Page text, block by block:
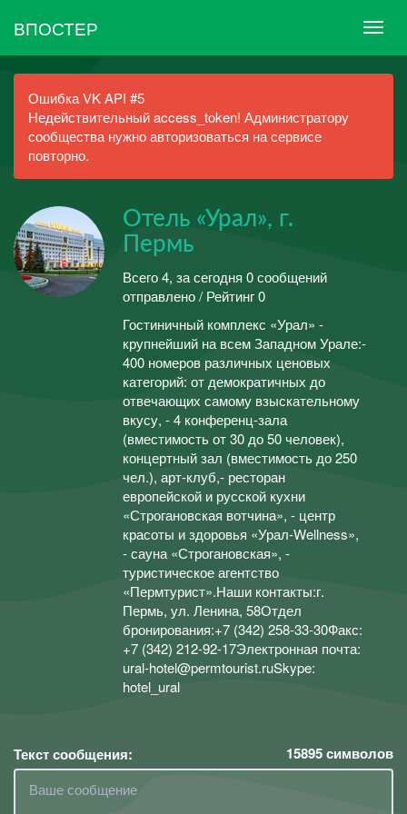
ВПОСТЕР
Ошибка VK API #5
Недействительный access_token! Администратору
сообщества нужно авторизоваться на сервисе
повторно.
Отель «Урал», г.
Пермь
Всего 4, за сегодня 0 сообщений
отправлено / Рейтинг 0
Гостиничный комплекс «Урал» -
крупнейший на всем Западном Урале:-
400 номеров различных ценовых
категорий: от демократичных до
отвечающих самому взыскательному
вкусу, - 4 конференц-зала
(вместимость от 30 до 50 человек),
концертный зал (вместимость до 250
чел.), арт-клуб,- ресторан
европейской и русской кухни
«Строгановская вотчина», - центр
красоты и здоровья «Урал-Wellness»,
- сауна «Строгановская», -
туристическое агентство
«Пермтурист».Наши контакты:г.
Пермь, ул. Ленина, 58Отдел
бронирования:+7 (342) 258-33-30Факс:
+7 (342) 212-92-17Электронная почта:
ural-hotel@permtourist.ruSkype:
hotel_ural
Текст сообщения: 15895символов